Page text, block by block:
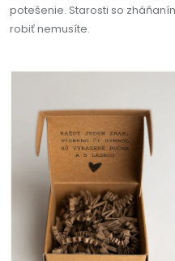
potešenie. Starosti so
robiť nemusíte.